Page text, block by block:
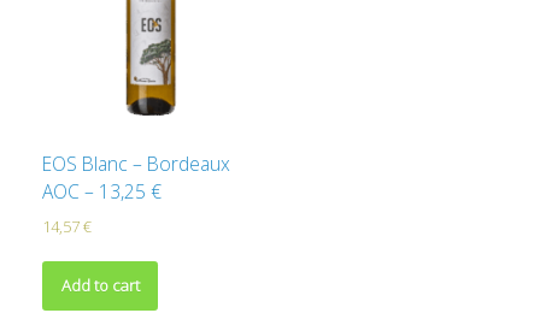
EOS Blanc – Bordeaux
AOC – 13,25 €
14,57€
Add to cart